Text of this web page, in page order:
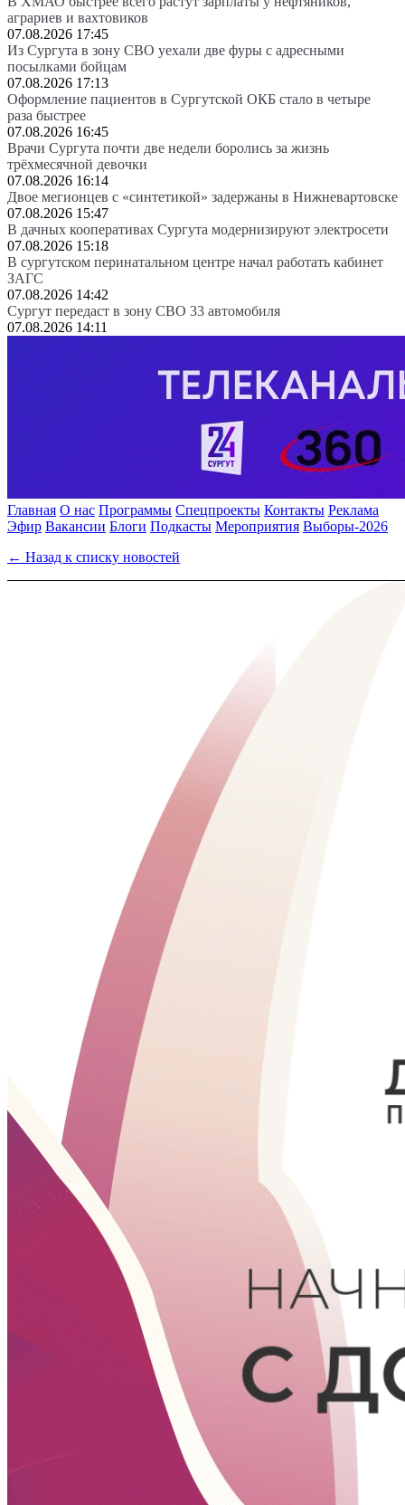
аграриев и вахтовиков
07.08.2026 17:45
Из Сургута в зону СВО уехали две фуры с адресными
посылками бойцам
07.08.2026 17:13
Оформление пациентов в Сургутской ОКБ стало в четыре
раза быстрее
07.08.2026 16:45
Врачи Сургута почти две недели боролись за жизнь
трёхмесячной девочки
07.08.2026 16:14
Двое мегионцев с «синтетикой» задержаны в Нижневартовске
07.08.2026 15:47
В дачных кооперативах Сургута модернизируют электросети
07.08.2026 15:18
В сургутском перинатальном центре начал работать кабинет
ЗАГС
07.08.2026 14:42
Сургут передаст в зону СВО 33 автомобиля
07.08.2026 14:11
Главная О нас Программы Спецпроекты Контакты Реклама
Эфир Вакансии Блоги Подкасты Мероприятия Выборы-2026
← Назад к списку новостей